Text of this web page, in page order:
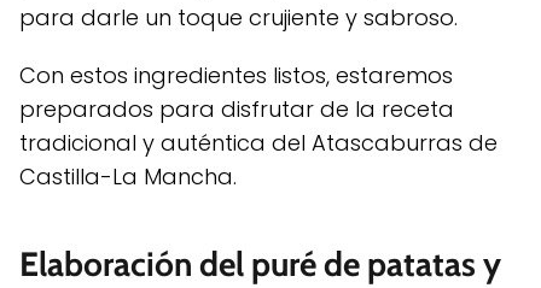
para darle un toque crujiente y sabroso.
Con estos ingredientes listos, estaremos
preparados para disfrutar de la receta
tradicional y auténtica del Atascaburras de
Castilla-La Mancha.
Elaboración del puré de patatas y